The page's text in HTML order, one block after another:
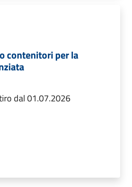
contenitori per la
dal 01.07.2026